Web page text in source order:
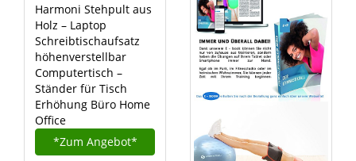
Harmoni Stehpult aus
Holz – Laptop
Schreibtischaufsatz
höhenverstellbar
Computertisch –
Ständer für Tisch
Erhöhung Büro Home
Office
*Zum Angebot*